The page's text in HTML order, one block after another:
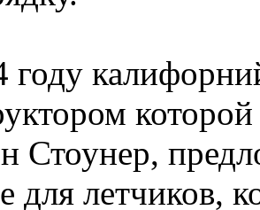
году
Стоунер,
для летчиков,